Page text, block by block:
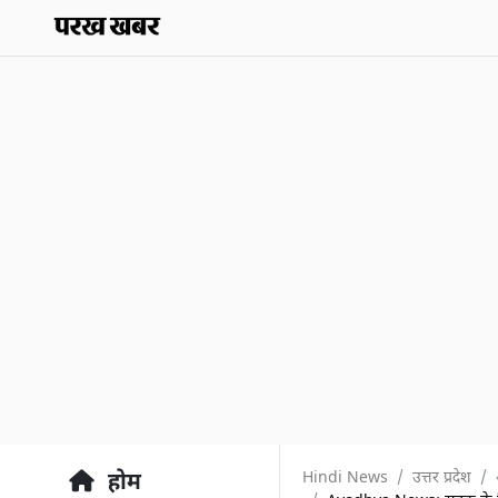
होम
Hindi News उत्तर प्रदेश